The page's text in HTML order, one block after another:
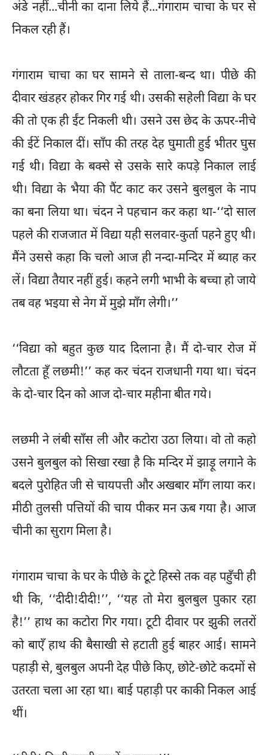
अंडे नहीं...चीनी का दाना लिये हैं...गंगाराम चाचा के घर से
निकल रही हैं।
गंगाराम चाचा का घर सामने से ताला-बन्द था। पीछे की
दीवार खंडहर होकर गिर गई थी। उसकी सहेली विद्या के घर
की तो एक ही ईंट निकली थी। उसने उस छेद के ऊपर-नीचे
की ईटें निकाल दीं। साँप की तरह देह घुमाती हुई भीतर घुस
गई थी। विद्या के बक्से से उसके सारे कपड़े निकाल लाई
थी। विद्या के भैया की पैंट काट कर उसने बुलबुल के नाप
का बना लिया था। चंदन ने पहचान कर कहा था-‘‘दो साल
पहले की राजजात में विद्या यही सलवार-कुर्ता पहने हुए थी।
मैंने उससे कहा कि चलो आज ही नन्दा-मन्दिर में ब्याह कर
लें। विद्या तैयार नहीं हुई। कहने लगी भाभी के बच्चा हो जाये
तब वह भइया से नेग में मुझे माँग लेगी।’’
‘‘विद्या को बहुत कुछ याद दिलाना है। मैं दो-चार रोज में
लौटता हूँ लछमी!’’ कह कर चंदन राजधानी गया था। चंदन
के दो-चार दिन को आज दो-चार महीना बीत गये।
लछमी ने लंबी साँस ली और कटोरा उठा लिया। वो तो कहो
उसने बुलबुल को सिखा रखा है कि मन्दिर में झाड़ू लगाने के
बदले पुरोहित जी से चायपत्ती और अखबार माँग लाया कर।
मीठी तुलसी पत्तियों की चाय पीकर मन ऊब गया है। आज
चीनी का सुराग मिला है।
गंगाराम चाचा के घर के पीछे के टूटे हिस्से तक वह पहुँची ही
थी कि, ‘‘दीदी!दीदी!’’, ‘‘यह तो मेरा बुलबुल पुकार रहा
है!’’ हाथ का कटोरा गिर गया। टूटी दीवार पर झुकी लतरों
को बाएँ हाथ की बैसाखी से हटाती हुई बाहर आई। सामने
पहाड़ी से, बुलबुल अपनी देह पीछे किए, छोटे-छोटे कदमों से
उतरता चला आ रहा था। बाई पहाड़ी पर काकी निकल आई
थीं।